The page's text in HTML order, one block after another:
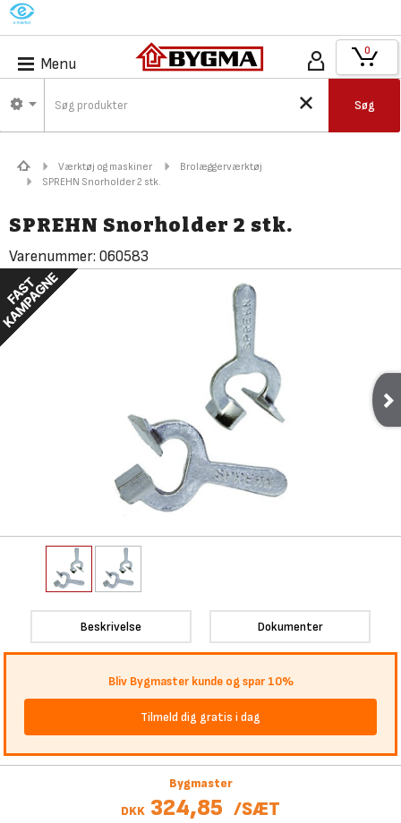
M
Menu
Søg
0
Værktøj og maskiner
Brolæggerværktøj
SPREHN Snorholder 2 stk.
SPREHN Snorholder 2 stk.
Varenummer: 060583
Beskrivelse Dokumenter
Bliv Bygmaster kunde og spar 10%
Tilmeld dig gratis i dag
Bygmaster
DKK 324,85 /SÆT